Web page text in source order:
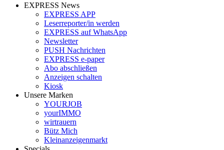
EXPRESS News
EXPRESS APP
Leserreporter/in werden
EXPRESS auf WhatsApp
Newsletter
PUSH Nachrichten
EXPRESS e-paper
Abo abschließen
Anzeigen schalten
Kiosk
Unsere Marken
YOURJOB
yourIMMO
wirtrauern
Bütz Mich
Kleinanzeigenmarkt